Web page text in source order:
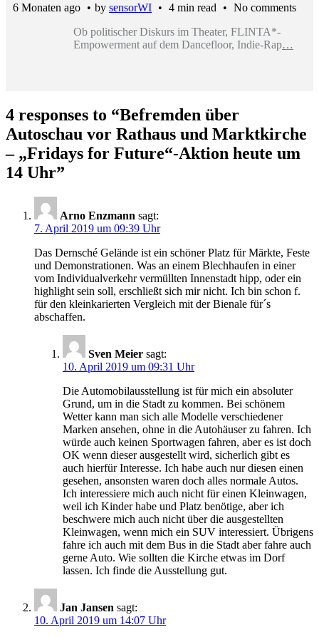
6 Monaten ago by sensorWI 4 min read
No comments
Ob politischer Diskurs im Theater, FLINTA*-
Empowerment auf dem Dancefloor, Indie-Rap…
4 responses to “Befremden über
Autoschau vor Rathaus und Marktkirche
– „Fridays for Future“-Aktion heute um
14 Uhr”
Arno Enzmann sagt:
7. April 2019 um 09:39 Uhr
Das Dernsché Gelände ist ein schöner Platz für Märkte, Feste
und Demonstrationen. Was an einem Blechhaufen in einer
vom Individualverkehr vermüllten Innenstadt hipp, oder ein
highlight sein soll, erschließt sich mir nicht. Ich bin schon f.
für den kleinkarierten Vergleich mit der Bienale für´s
abschaffen.
Sven Meier sagt:
10. April 2019 um 09:31 Uhr
Die Automobilausstellung ist für mich ein absoluter
Grund, um in die Stadt zu kommen. Bei schönem
Wetter kann man sich alle Modelle verschiedener
Marken ansehen, ohne in die Autohäuser zu fahren. Ich
würde auch keinen Sportwagen fahren, aber es ist doch
OK wenn dieser ausgestellt wird, sicherlich gibt es
auch hierfür Interesse. Ich habe auch nur diesen einen
gesehen, ansonsten waren doch alles normale Autos.
Ich interessiere mich auch nicht für einen Kleinwagen,
weil ich Kinder habe und Platz benötige, aber ich
beschwere mich auch nicht über die ausgestellten
Kleinwagen, wenn mich ein SUV interessiert. Übrigens
fahre ich auch mit dem Bus in die Stadt aber fahre auch
gerne Auto. Wie sollten die Kirche etwas im Dorf
lassen. Ich finde die Ausstellung gut.
Jan Jansen sagt:
10. April 2019 um 14:07 Uhr